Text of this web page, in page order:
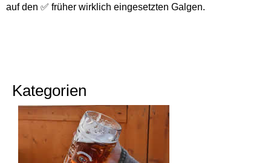
auf den ✅ früher wirklich eingesetzten Galgen.
Kategorien